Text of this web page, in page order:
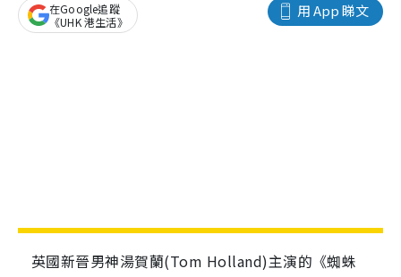
用 App 睇文
在Google追蹤
《UHK 港生活》
英國新晉男神湯賀蘭(Tom Holland)主演的《蜘蛛